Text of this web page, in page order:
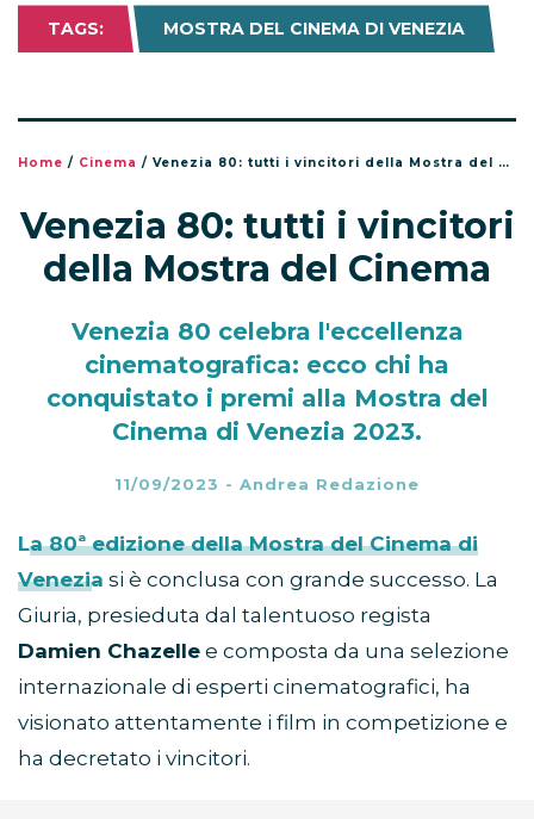
TAGS: MOSTRA DEL CINEMA DI VENEZIA
Home / Cinema / Venezia 80: tutti i vincitori della Mostra del Cinema
Venezia 80: tutti i vincitori
della Mostra del Cinema
Venezia 80 celebra l'eccellenza
cinematografica: ecco chi ha
conquistato i premi alla Mostra del
Cinema di Venezia 2023.
11/09/2023 - Andrea Redazione
La 80ª edizione della Mostra del Cinema di
Venezia si è conclusa con grande successo. La
Giuria, presieduta dal talentuoso regista
Damien Chazelle e composta da una selezione
internazionale di esperti cinematografici, ha
visionato attentamente i film in competizione e
ha decretato i vincitori.